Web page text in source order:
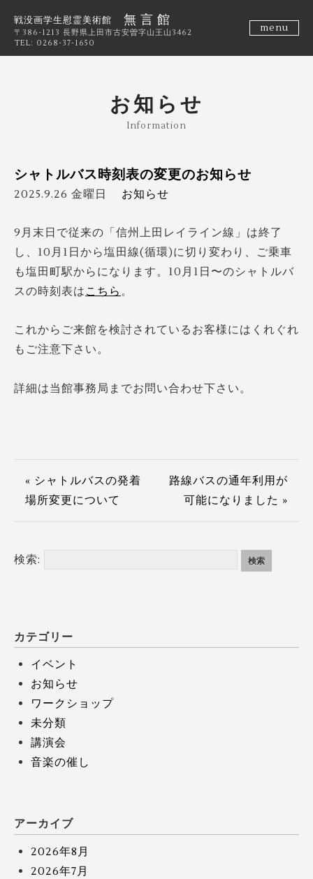
戦没画学生慰霊美術館 無 言 館
〒386-1213 長野県上田市古安曽字山王山3462
TEL: 0268-37-1650
menu
お知らせ
Information
シャトルバス時刻表の変更のお知らせ
2025.9.26 金曜日 お知らせ
9月末日で従来の「信州上田レイライン線」は終了
し、10月1日から塩田線(循環)に切り変わり、ご乗車
も塩田町駅からになります。10月1日〜のシャトルバ
スの時刻表は こちら 。
これからご来館を検討されているお客様にはくれぐれ
もご注意下さい。
詳細は当館事務局までお問い合わせ下さい。
« シャトルバスの発着
場所変更について
路線バスの通年利用が
可能になりました »
検索:
カテゴリー
イベント
お知らせ
ワークショップ
未分類
講演会
音楽の催し
アーカイブ
2026年8月
2026年7月